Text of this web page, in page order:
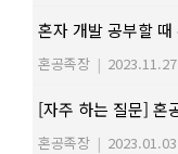
혼자 개발 공부할
혼공족장 | 2023.11.27
[자주 하는 질문] 혼
혼공족장 | 2023.01.03